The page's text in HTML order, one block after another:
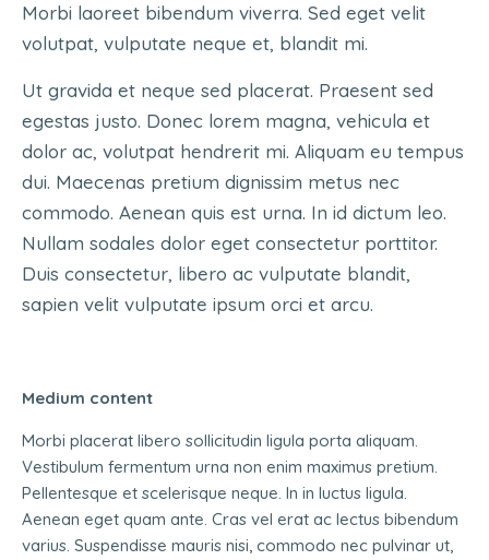
Morbi laoreet bibendum viverra. Sed eget velit
volutpat, vulputate neque et, blandit mi.
Ut gravida et neque sed placerat. Praesent sed
egestas justo. Donec lorem magna, vehicula et
dolor ac, volutpat hendrerit mi. Aliquam eu tempus
dui. Maecenas pretium dignissim metus nec
commodo. Aenean quis est urna. In id dictum leo.
Nullam sodales dolor eget consectetur porttitor.
Duis consectetur, libero ac vulputate blandit,
sapien velit vulputate ipsum orci et arcu.
Medium content
Morbi placerat libero sollicitudin ligula porta aliquam.
Vestibulum fermentum urna non enim maximus pretium.
Pellentesque et scelerisque neque. In in luctus ligula.
Aenean eget quam ante. Cras vel erat ac lectus bibendum
varius. Suspendisse mauris nisi, commodo nec pulvinar ut,